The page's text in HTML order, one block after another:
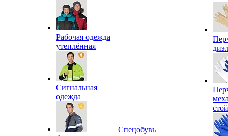
Рабочая одежда
утеплённая
Сигнальная
одежда
Спецобувь